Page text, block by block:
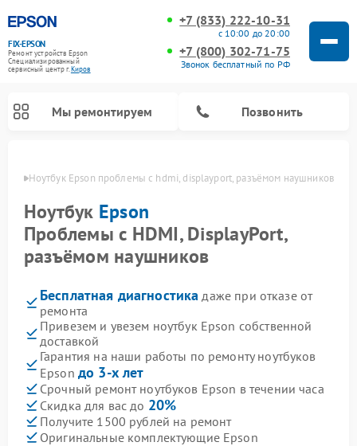
FIX-EPSON
Ремонт устройств Epson
Специализированный
cервисный центр г.Киров
+7 (833) 222-10-31
с 10:00 до 20:00
+7 (800) 302-71-75
Звонок бесплатный по РФ
Мы ремонтируем Позвонить
Ноутбук Epson проблемы с hdmi, displayport, разъёмом наушников
Ноутбук Epson
Проблемы с HDMI, DisplayPort,
разъёмом наушников
Бесплатная диагностика даже при отказе от
ремонта
Привезем и увезем ноутбук Epson собственной
доставкой
Гарантия на наши работы по ремонту ноутбуков
Epson до 3-х лет
Срочный ремонт ноутбуков Epson в течении часа
Скидка для вас до 20%
Получите 1500 рублей на ремонт
Оригинальные комплектующие Epson